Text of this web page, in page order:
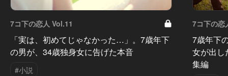
7コ下の恋人 Vol.11
「実は、初めてじゃなかった…」。7歳年下
の男が、34歳独身女に告げた本音
#小説
7コ下の恋
7歳年下
女が出し
集編